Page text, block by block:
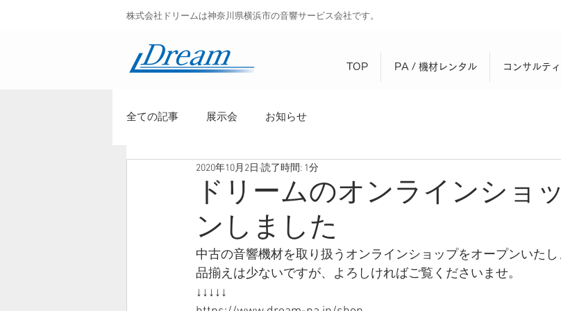
株式会社ドリームは神奈川県横浜市の音響サービス会社です。
TOP PA / 機材レンタル コンサルテ
全ての記事 展示会 お知らせ
ドリームのオンラインショ
ンしました
2020年10月2日 読了時間: 1分
中古の音響機材を取り扱うオンラインショップをオープンいたし
品揃えは少ないですが、よろしければご覧くださいませ。
↓↓↓↓↓